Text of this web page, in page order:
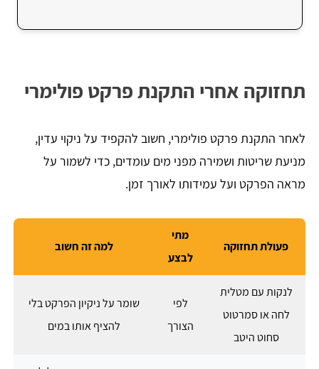
תחזוקה אחרי התקנת פרקט פולימרי
לאחר התקנת פרקט פולימרי, חשוב להקפיד על ניקוי עדין,
מניעת שריטות ושמירה מפני מים עומדים, כדי לשמור על
מראה הפרקט ועל עמידותו לאורך זמן.
פעולת תחזוקה
מתי
לבצע
למה זה חשוב
לנקות עם מטלית
לחה או סמרטוט
סחוט היטב
לפי
הצורך
שומר על ניקיון הפרקט בלי
להציף אותו במים